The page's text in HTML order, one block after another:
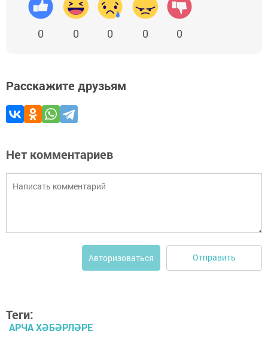
0 0 0 0 0
Расскажите друзьям
Нет комментариев
Авторизоваться Отправить
Теги:
АРЧА ХӘБӘРЛӘРЕ